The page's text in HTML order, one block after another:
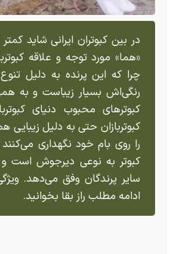
در بین کبوتران ایرانی شاید کمتر
«هما» مورد توجه و علاقه
چرا که این پرنده به دلیل
رنگی‌اش بسیار زیباست و به
کبوتر‌های محبوب دنیای
کبوتربازان حتی به دلیل زیبایی
را روی بام خود نگهداری
کبوتر به نوعی دیرجوش است و
سایر پرندگان وفق می‌دهد.
ادامه مطلب راز بقا بخوانید.